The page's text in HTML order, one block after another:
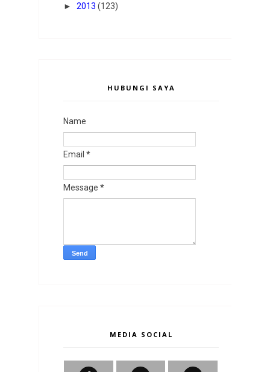
► 2013 (123)
HUBUNGI SAYA
Name
Email *
Message *
MEDIA SOCIAL